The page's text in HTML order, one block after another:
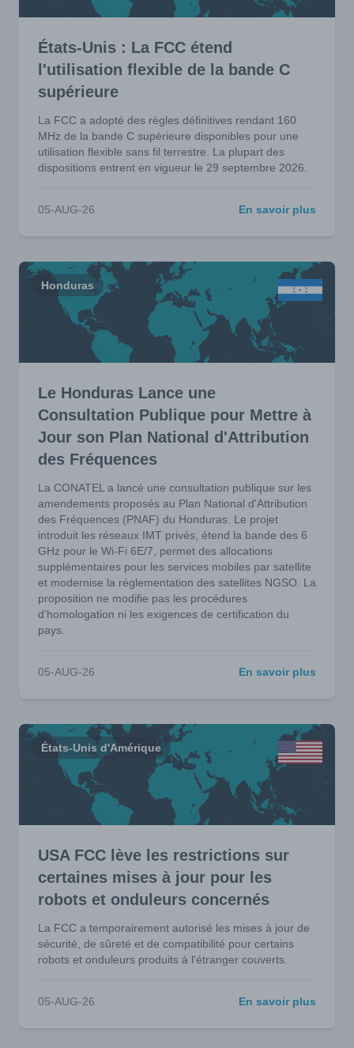
États-Unis : La FCC étend
l'utilisation flexible de la bande C
supérieure
La FCC a adopté des règles définitives rendant 160
MHz de la bande C supérieure disponibles pour une
utilisation flexible sans fil terrestre. La plupart des
dispositions entrent en vigueur le 29 septembre 2026.
05-AUG-26 En savoir plus
Honduras
Le Honduras Lance une
Consultation Publique pour Mettre à
Jour son Plan National d'Attribution
des Fréquences
La CONATEL a lancé une consultation publique sur les
amendements proposés au Plan National d'Attribution
des Fréquences (PNAF) du Honduras. Le projet
introduit les réseaux IMT privés, étend la bande des 6
GHz pour le Wi-Fi 6E/7, permet des allocations
supplémentaires pour les services mobiles par satellite
et modernise la réglementation des satellites NGSO. La
proposition ne modifie pas les procédures
d'homologation ni les exigences de certification du
pays.
05-AUG-26 En savoir plus
États-Unis d'Amérique
USA FCC lève les restrictions sur
certaines mises à jour pour les
robots et onduleurs concernés
La FCC a temporairement autorisé les mises à jour de
sécurité, de sûreté et de compatibilité pour certains
robots et onduleurs produits à l'étranger couverts.
05-AUG-26 En savoir plus